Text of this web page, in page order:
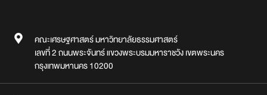
คณะเศรษฐศาสตร์ มหาวิทยาลัยธรรมศาสตร์
เลขที่ 2 ถนนพระจันทร์ แขวงพระบรมมหาราชวัง เขตพระนคร
กรุงเทพมหานคร 10200